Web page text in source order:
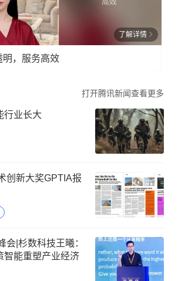
了解详情
明，服务高效
打开腾讯新闻查看更多
行业长大
创新大奖GPTIA报
会|杉数科技王曦：
智能重塑产业经济